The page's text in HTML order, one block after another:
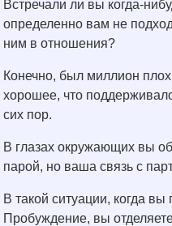
Встречали ли вы когда-
определенно вам не
ним в отношения?
Конечно, был миллион
хорошее, что
сих пор.
В глазах окружающих вы
парой, но ваша связь с
В такой ситуации, когда
Пробуждение, вы